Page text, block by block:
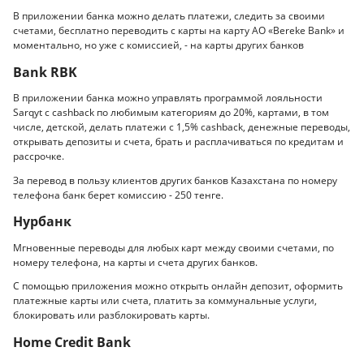
В приложении банка можно делать платежи, следить за своими
счетами, бесплатно переводить с карты на карту АО «Bereke Bank» и
моментально, но уже с комиссией, - на карты других банков
Bank RBK
В приложении банка можно управлять программой лояльности
Sarqyt с cashback по любимым категориям до 20%, картами, в том
числе, детской, делать платежи c 1,5% cashback, денежные переводы,
открывать депозиты и счета, брать и расплачиваться по кредитам и
рассрочке.
За перевод в пользу клиентов других банков Казахстана по номеру
телефона банк берет комиссию - 250 тенге.
Нурбанк
Мгновенные переводы для любых карт между своими счетами, по
номеру телефона, на карты и счета других банков.
С помощью приложения можно открыть онлайн депозит, оформить
платежные карты или счета, платить за коммунальные услуги,
блокировать или разблокировать карты.
Home Credit Bank